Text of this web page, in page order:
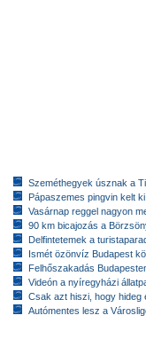
Szeméthegyek úsznak a
Pápaszemes pingvin kelt
Vasárnap reggel nagyon
90 km bicajozás a
Delfintetemek a
Ismét özönvíz Budapest
Felhőszakadás
Videón a nyíregyházi
Csak azt hiszi, hogy hideg
Autómentes lesz a